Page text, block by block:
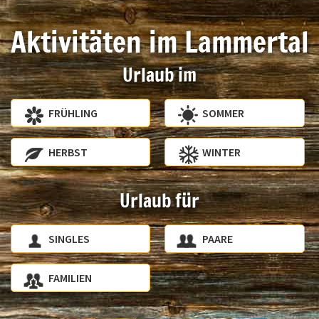
Aktivitäten im Lammertal
Urlaub im
FRÜHLING SOMMER
HERBST WINTER
Urlaub für
SINGLES PAARE
FAMILIEN